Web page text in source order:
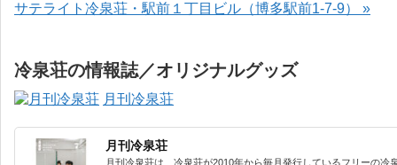
サテライト冷泉荘・駅前１丁目ビル（博多駅前1-7-9） »
冷泉荘の情報誌／オリジナルグッズ
月刊冷泉荘
月刊冷泉荘
月刊冷泉荘は、冷泉荘が2010年から毎月発行しているフリーの